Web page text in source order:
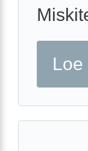
Loe